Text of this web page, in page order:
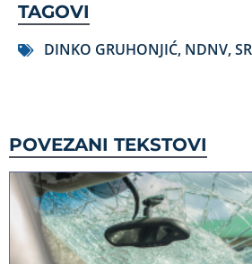
TAGOVI
DINKO GRUHONJIĆ, NDNV,
POVEZANI TEKSTOVI